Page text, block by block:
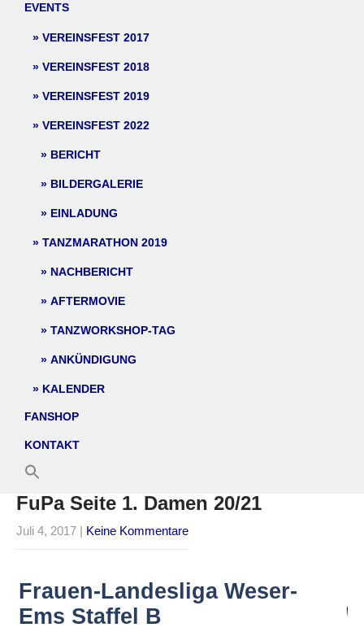
EVENTS
VEREINSFEST 2017
VEREINSFEST 2018
VEREINSFEST 2019
VEREINSFEST 2022
BERICHT
BILDERGALERIE
EINLADUNG
TANZMARATHON 2019
NACHBERICHT
AFTERMOVIE
TANZWORKSHOP-TAG
ANKÜNDIGUNG
KALENDER
FANSHOP
KONTAKT
FuPa Seite 1. Damen 20/21
Juli 4, 2017 | Keine Kommentare